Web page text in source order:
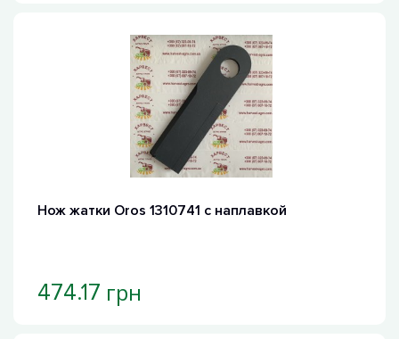
Нож жатки Oros 1310741 с наплавкой
474.17 грн